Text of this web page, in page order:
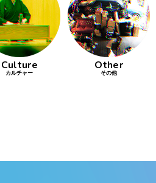
Culture
カルチャー
Other
その他